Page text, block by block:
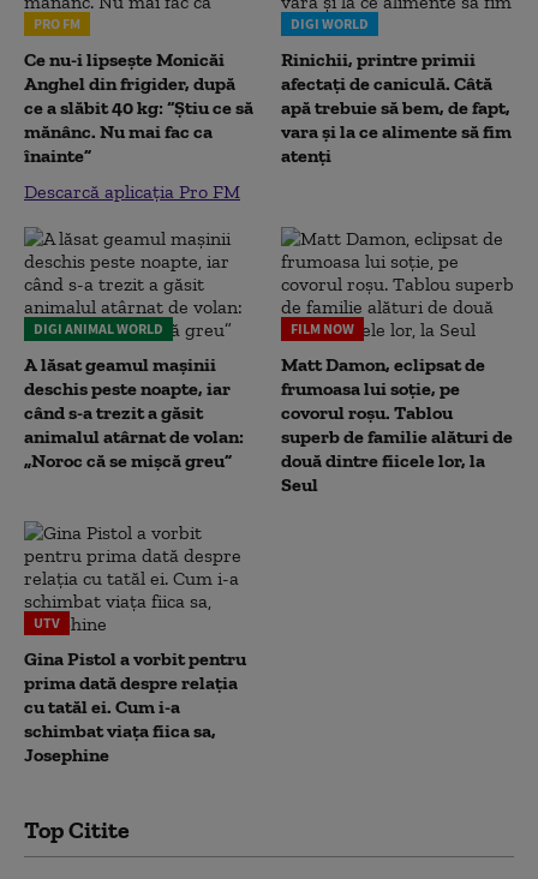
PRO FM
Ce nu-i lipsește Monicăi
Anghel din frigider, după
ce a slăbit 40 kg: “Știu ce să
mănânc. Nu mai fac ca
înainte”
Descarcă aplicația Pro FM
DIGI WORLD
Rinichii, printre primii
afectați de caniculă. Câtă
apă trebuie să bem, de fapt,
vara și la ce alimente să fim
atenți
DIGI ANIMAL WORLD
A lăsat geamul mașinii
deschis peste noapte, iar
când s-a trezit a găsit
animalul atârnat de volan:
„Noroc că se mișcă greu”
FILM NOW
Matt Damon, eclipsat de
frumoasa lui soție, pe
covorul roșu. Tablou
superb de familie alături de
două dintre fiicele lor, la
Seul
UTV
Gina Pistol a vorbit pentru
prima dată despre relația
cu tatăl ei. Cum i-a
schimbat viața fiica sa,
Josephine
Top Citite